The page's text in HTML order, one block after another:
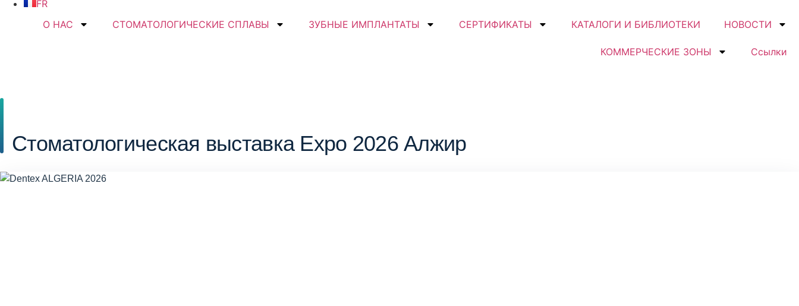
FR
О НАС
СТОМАТОЛОГИЧЕСКИЕ СПЛАВЫ ЗУБНЫЕ ИМПЛАНТАТЫ СЕРТИФИКАТЫ КАТАЛОГИ И БИБЛИОТЕКИ НОВОСТИ
КОММЕРЧЕСКИЕ ЗОНЫ Ссылки
Стоматологическая выставка Expo 2026 Алжир